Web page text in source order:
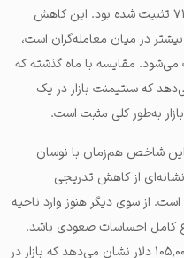
گذشته این عدد روی سطح بالاتری یعنی ۷۱ تثبیت شده بود. این کاهش
در میان معامله‌گران است،
مقایسه با ماه گذشته که
نشان می‌دهد که سنتیمنت بازار در یک
به‌طور کلی مثبت است.
این شاخص هم‌زمان با نوسان
مقاومت ۱۰۶٬۰۰۰ دلار، نشانه‌ای از کاهش تدریجی
از سوی دیگر هنوز وارد ناحیه
کامل احساسات صعودی باشد.
این موضوع در کنار تثبیت قیمتی بالای ۱۰۵٬۰۰۰ دلار نشان می‌دهد که بازار در